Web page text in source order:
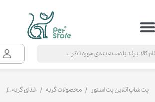
حساب کاربری من
خروج از حساب کاربری
پت شاپ آنلاین پت استور محصولات گربه غذای گربه